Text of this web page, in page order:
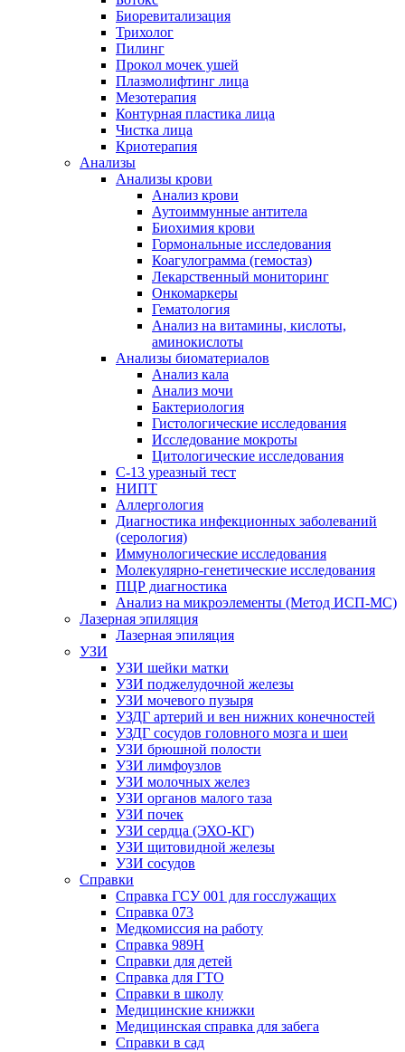
Биоревитализация
Трихолог
Пилинг
Прокол мочек ушей
Плазмолифтинг лица
Мезотерапия
Контурная пластика лица
Чистка лица
Криотерапия
Анализы
Анализы крови
Анализ крови
Аутоиммунные антитела
Биохимия крови
Гормональные исследования
Коагулограмма (гемостаз)
Лекарственный мониторинг
Онкомаркеры
Гематология
Анализ на витамины, кислоты,
аминокислоты
Анализы биоматериалов
Анализ кала
Анализ мочи
Бактериология
Гистологические исследования
Исследование мокроты
Цитологические исследования
С-13 уреазный тест
НИПТ
Аллергология
Диагностика инфекционных заболеваний
(серология)
Иммунологические исследования
Молекулярно-генетические исследования
ПЦР диагностика
Анализ на микроэлементы (Метод ИСП-МС)
Лазерная эпиляция
Лазерная эпиляция
УЗИ
УЗИ шейки матки
УЗИ поджелудочной железы
УЗИ мочевого пузыря
УЗДГ артерий и вен нижних конечностей
УЗДГ сосудов головного мозга и шеи
УЗИ брюшной полости
УЗИ лимфоузлов
УЗИ молочных желез
УЗИ органов малого таза
УЗИ почек
УЗИ сердца (ЭХО-КГ)
УЗИ щитовидной железы
УЗИ сосудов
Справки
Справка ГСУ 001 для госслужащих
Справка 073
Медкомиссия на работу
Справка 989Н
Справки для детей
Справка для ГТО
Справки в школу
Медицинские книжки
Медицинская справка для забега
Справки в сад